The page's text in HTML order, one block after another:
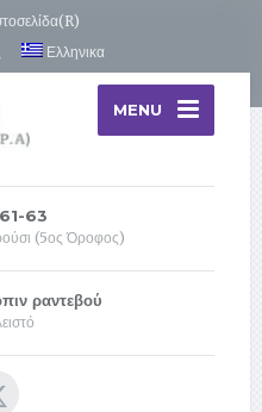
Ελληνικα
MENU
63
(5ος Όροφος)
ραντεβού